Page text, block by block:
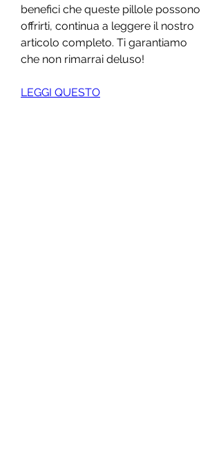
benefici che queste pillole possono
offrirti, continua a leggere il nostro
articolo completo. Ti garantiamo
che non rimarrai deluso!
LEGGI QUESTO